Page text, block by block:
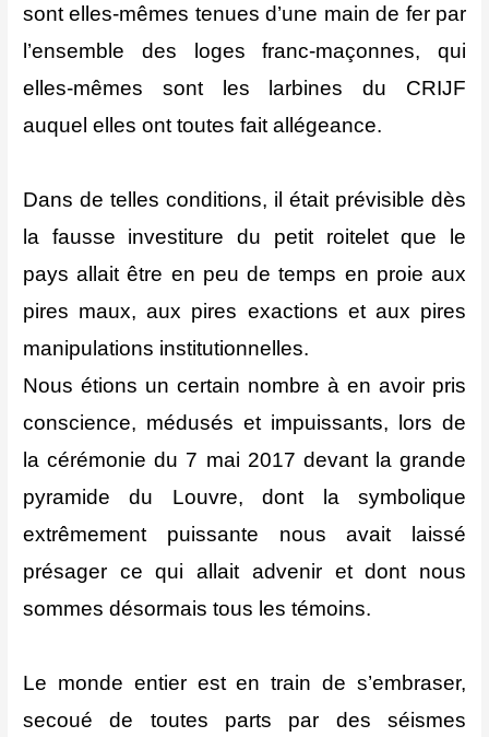
sont elles-mêmes tenues d’une main de fer par
l’ensemble des loges franc-maçonnes, qui
elles-mêmes sont les larbines du CRIJF
auquel elles ont toutes fait allégeance.
Dans de telles conditions, il était prévisible dès
la fausse investiture du petit roitelet que le
pays allait être en peu de temps en proie aux
pires maux, aux pires exactions et aux pires
manipulations institutionnelles.
Nous étions un certain nombre à en avoir pris
conscience, médusés et impuissants, lors de
la cérémonie du 7 mai 2017 devant la grande
pyramide du Louvre, dont la symbolique
extrêmement puissante nous avait laissé
présager ce qui allait advenir et dont nous
sommes désormais tous les témoins.
Le monde entier est en train de s’embraser,
secoué de toutes parts par des séismes